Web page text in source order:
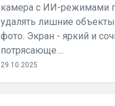
камера с ИИ-режимами
удалять лишние
фото. Экран - яркий и
потрясающе....
29.10.2025